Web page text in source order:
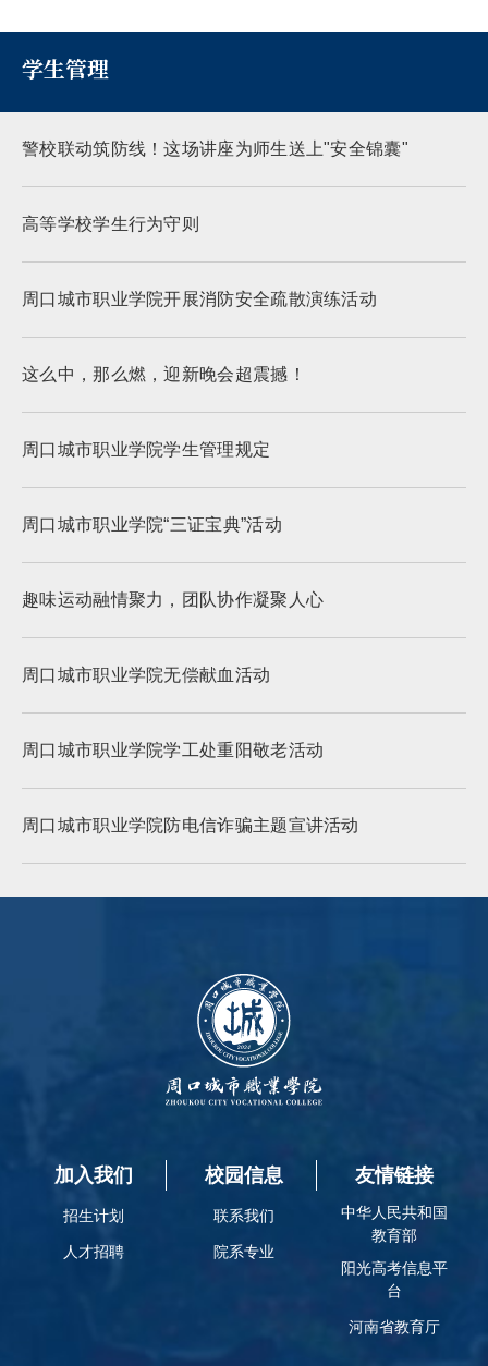
学生管理
警校联动筑防线！这场讲座为师生送上"安全锦囊"
高等学校学生行为守则
周口城市职业学院开展消防安全疏散演练活动
这么中，那么燃，迎新晚会超震撼！
周口城市职业学院学生管理规定
周口城市职业学院“三证宝典”活动
趣味运动融情聚力，团队协作凝聚人心
周口城市职业学院无偿献血活动
周口城市职业学院学工处重阳敬老活动
周口城市职业学院防电信诈骗主题宣讲活动
加入我们
招生计划
人才招聘
校园信息
联系我们
院系专业
友情链接
中华人民共和国
教育部
阳光高考信息平
台
河南省教育厅